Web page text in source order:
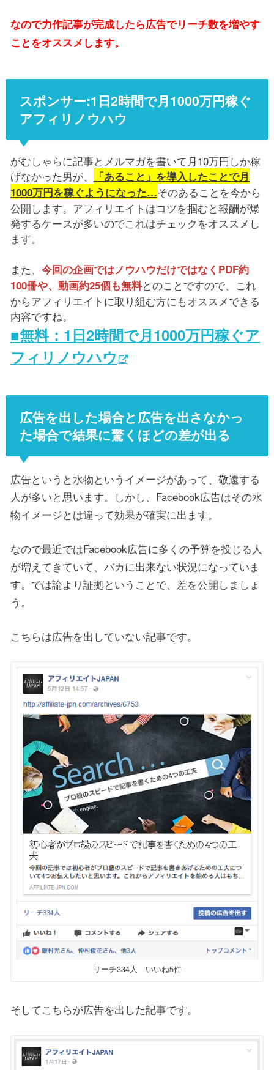
なので力作記事が完成したら広告でリーチ数を増やす
ことをオススメします。
スポンサー:1日2時間で月1000万円稼ぐ
アフィリノウハウ
がむしゃらに記事とメルマガを書いて月10万円しか稼
げなかった男が、
「あること」を導入したことで月
1000万円を稼ぐようになった…そのあることを今から
公開します。アフィリエイトはコツを掴むと報酬が爆
発するケースが多いのでこれはチェックをオススメし
ます。
また、 今回の企画ではノウハウだけではなくPDF約
100冊や、動画約25個も無料とのことですので、これ
からアフィリエイトに取り組む方にもオススメできる
内容ですね。
■無料：1日2時間で月1000万円稼ぐア
フィリノウハウ
広告を出した場合と広告を出さなかっ
た場合で結果に驚くほどの差が出る
広告というと水物というイメージがあって、敬遠する
人が多いと思います。しかし、Facebook広告はその水
物イメージとは違って効果が確実に出ます。
なので最近ではFacebook広告に多くの予算を投じる人
が増えてきていて、バカに出来ない状況になっていま
す。では論より証拠ということで、差を公開しましょ
う。
こちらは広告を出していない記事です。
リーチ334人 いいね5件
そしてこちらが広告を出した記事です。